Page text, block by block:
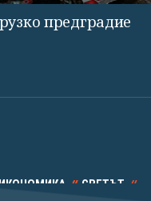
предградие
ИКОНОМИКА СВЕТЪТ